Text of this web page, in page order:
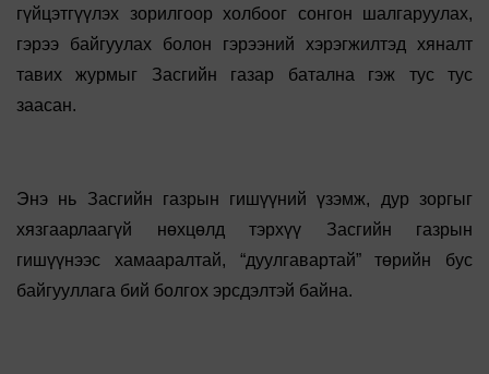
гүйцэтгүүлэх зорилгоор холбоог сонгон шалгаруулах,
гэрээ байгуулах болон гэрээний хэрэгжилтэд хяналт
тавих журмыг Засгийн газар батална гэж тус тус
заасан.
Энэ нь Засгийн газрын гишүүний үзэмж, дур зоргыг
хязгаарлаагүй нөхцөлд тэрхүү Засгийн газрын
гишүүнээс хамааралтай, “дуулгавартай” төрийн бус
байгууллага бий болгох эрсдэлтэй байна.